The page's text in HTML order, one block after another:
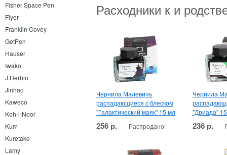
Fisher Space Pen
Flyer
Franklin Covey
GetPen
Hauser
Iwako
J.Herbin
Jinhao
Kaweco
Koh-i-Noor
Kum
Kuretake
Lamy
Расходники к и
Чернила Малевичъ
распадающиеся с блеском
"Галактический маяк" 15 мл
256 р. Распродано!
Чернила
"Дриада"
236 р.